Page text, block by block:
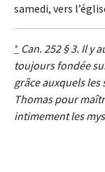
samedi, vers
* Can. 252 § 3. Il y
toujours fondée
grâce auxquels
Thomas pour
intimement les